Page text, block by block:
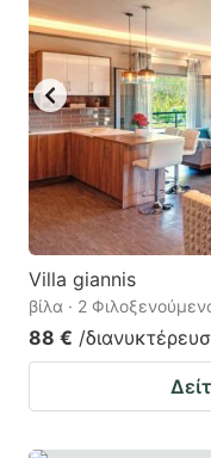
to
get
the
keyboard
shortcuts
for
changing
dates.
Villa giannis
βίλα · 2
88 € /